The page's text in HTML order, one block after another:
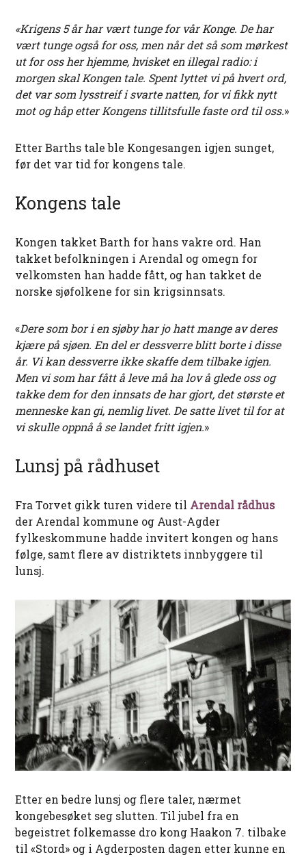
«Krigens 5 år har vært tunge for vår Konge. De har
vært tunge også for oss, men når det så som mørkest
ut for oss her hjemme, hvisket en illegal radio: i
morgen skal Kongen tale. Spent lyttet vi på hvert ord,
det var som lysstreif i svarte natten, for vi fikk nytt
mot og håp etter Kongens tillitsfulle faste ord til oss.»
Etter Barths tale ble Kongesangen igjen sunget,
før det var tid for kongens tale.
Kongens tale
Kongen takket Barth for hans vakre ord. Han
takket befolkningen i Arendal og omegn for
velkomsten han hadde fått, og han takket de
norske sjøfolkene for sin krigsinnsats.
«Dere som bor i en sjøby har jo hatt mange av deres
kjære på sjøen. En del er dessverre blitt borte i disse
år. Vi kan dessverre ikke skaffe dem tilbake igjen.
Men vi som har fått å leve må ha lov å glede oss og
takke dem for den innsats de har gjort, det største et
menneske kan gi, nemlig livet. De satte livet til for at
vi skulle oppnå å se landet fritt igjen.»
Lunsj på rådhuset
Fra Torvet gikk turen videre til Arendal rådhus
der Arendal kommune og Aust-Agder
fylkeskommune hadde invitert kongen og hans
følge, samt flere av distriktets innbyggere til
lunsj.
Etter en bedre lunsj og flere taler, nærmet
kongebesøket seg slutten. Til jubel fra en
begeistret folkemasse dro kong Haakon 7. tilbake
til «Stord» og i Agderposten dagen etter kunne en